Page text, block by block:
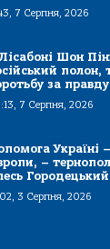
7 Серпня, 2026
Шон
полон,
за
7 Серпня, 2026
Україні
–
Городецький
3 Серпня, 2026